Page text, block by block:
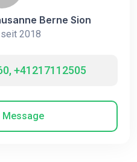
Berne Sion
2018
+41217112505